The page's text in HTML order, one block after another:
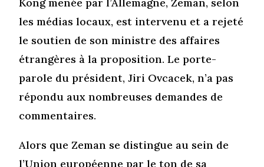
les médias locaux, est intervenu et a rejeté
le soutien de son ministre des affaires
étrangères à la proposition. Le porte-
parole du président, Jiri Ovcacek, n’a pas
répondu aux nombreuses demandes de
commentaires.
Alors que Zeman se distingue au sein de
l’Union européenne par le ton de sa